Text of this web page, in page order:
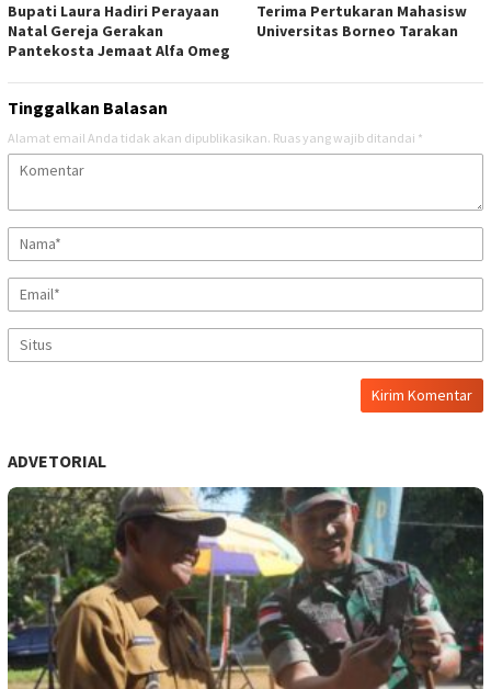
Bupati Laura Hadiri Perayaan
Natal Gereja Gerakan
Pantekosta Jemaat Alfa Omeg
Terima Pertukaran Mahasisw
Universitas Borneo Tarakan
Tinggalkan Balasan
Alamat email Anda tidak akan dipublikasikan. Ruas yang wajib ditandai *
ADVETORIAL